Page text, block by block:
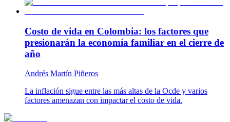
Costo de vida en Colombia: los factores que
presionarán la economía familiar en el cierre de
año
Andrés Martín Piñeros
La inflación sigue entre las más altas de la Ocde y varios
factores amenazan con impactar el costo de vida.